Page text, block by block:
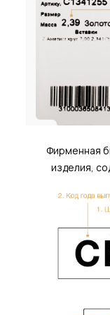
Фирменная
изделия,